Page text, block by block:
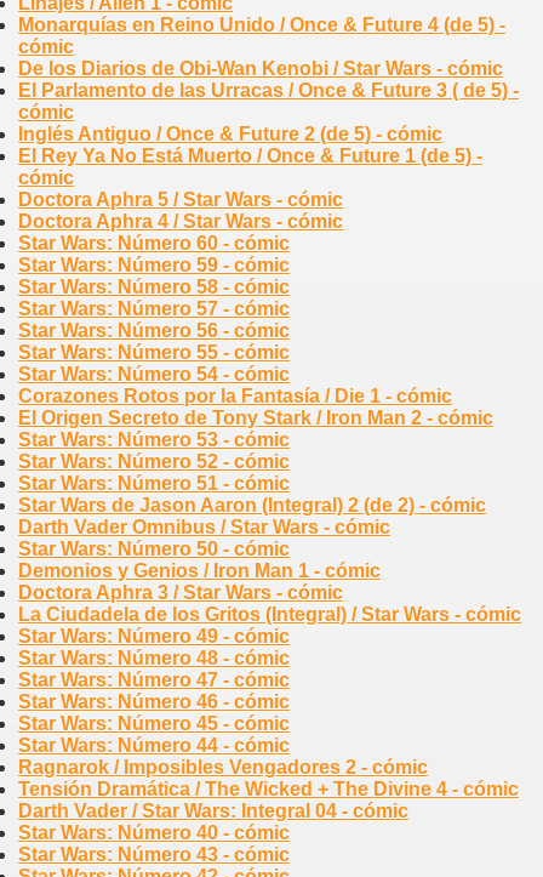
Monarquías en Reino Unido / Once & Future 4 (de 5) -
cómic
De los Diarios de Obi-Wan Kenobi / Star Wars - cómic
El Parlamento de las Urracas / Once & Future 3 ( de 5) -
cómic
Inglés Antiguo / Once & Future 2 (de 5) - cómic
El Rey Ya No Está Muerto / Once & Future 1 (de 5) -
cómic
Doctora Aphra 5 / Star Wars - cómic
Doctora Aphra 4 / Star Wars - cómic
Star Wars: Número 60 - cómic
Star Wars: Número 59 - cómic
Star Wars: Número 58 - cómic
Star Wars: Número 57 - cómic
Star Wars: Número 56 - cómic
Star Wars: Número 55 - cómic
Star Wars: Número 54 - cómic
Corazones Rotos por la Fantasía / Die 1 - cómic
El Origen Secreto de Tony Stark / Iron Man 2 - cómic
Star Wars: Número 53 - cómic
Star Wars: Número 52 - cómic
Star Wars: Número 51 - cómic
Star Wars de Jason Aaron (Integral) 2 (de 2) - cómic
Darth Vader Omnibus / Star Wars - cómic
Star Wars: Número 50 - cómic
Demonios y Genios / Iron Man 1 - cómic
Doctora Aphra 3 / Star Wars - cómic
La Ciudadela de los Gritos (Integral) / Star Wars - cómic
Star Wars: Número 49 - cómic
Star Wars: Número 48 - cómic
Star Wars: Número 47 - cómic
Star Wars: Número 46 - cómic
Star Wars: Número 45 - cómic
Star Wars: Número 44 - cómic
Ragnarok / Imposibles Vengadores 2 - cómic
Tensión Dramática / The Wicked + The Divine 4 - cómic
Darth Vader / Star Wars: Integral 04 - cómic
Star Wars: Número 40 - cómic
Star Wars: Número 43 - cómic